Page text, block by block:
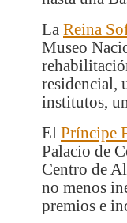
La Reina
Museo
residencial,
institutos,
El Príncipe
Palacio de
Centro de
no menos
premios e